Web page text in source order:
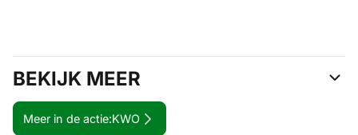
BEKIJK MEER
Meer in de actie:KWO